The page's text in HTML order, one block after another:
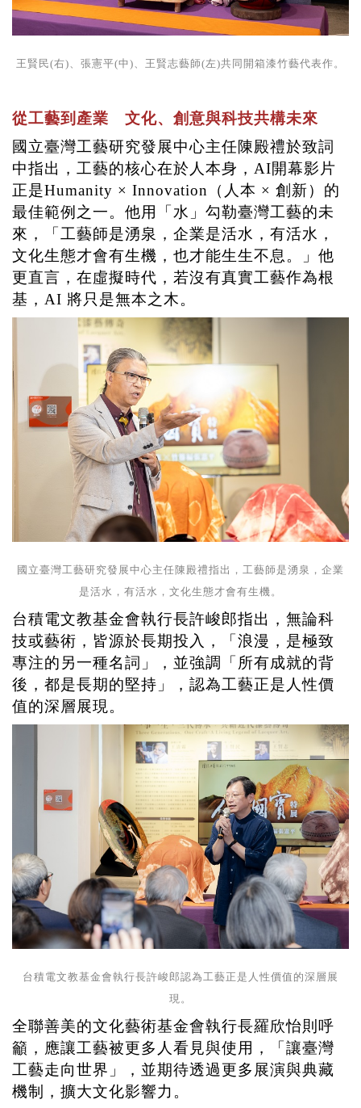
王賢民(右)、張憲平(中)、王賢志藝師(左)共同開箱漆竹藝代表作。
從工藝到產業 文化、創意與科技共構未來
國立臺灣工藝研究發展中心主任陳殿禮於致詞
中指出，工藝的核心在於人本身， AI開幕影片
正是Humanity × Innovation （人本 × 創新）的
最佳範例之一。他用「水」勾勒臺灣工藝的未
來，「工藝師是湧泉，企業是活水，有活水，
文化生態才會有生機，也才能生生不息。」他
更直言，在虛擬時代，若沒有真實工藝作為根
基， AI 將只是無本之木。
國立臺灣工藝研究發展中心主任陳殿禮指出，工藝師是湧泉，企業
是活水，有活水，文化生態才會有生機。
台積電文教基金會執行長許峻郎指出，無論科
技或藝術，皆源於長期投入，「浪漫，是極致
專注的另一種名詞」，並強調「所有成就的背
後，都是長期的堅持」，認為工藝正是人性價
值的深層展現。
台積電文教基金會執行長許峻郎認為工藝正是人性價值的深層展
現。
全聯善美的文化藝術基金會執行長羅欣怡則呼
籲，應讓工藝被更多人看見與使用，「讓臺灣
工藝走向世界」，並期待透過更多展演與典藏
機制，擴大文化影響力。